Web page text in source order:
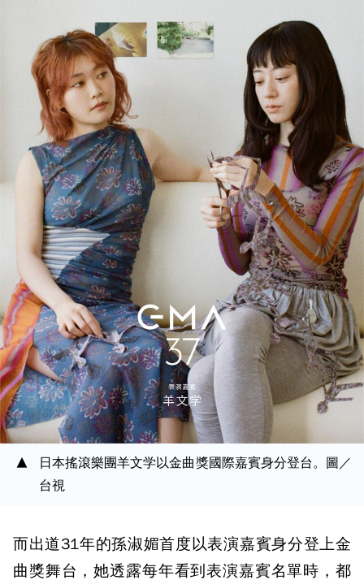
日本搖滾樂團羊文学以金曲獎國際嘉賓身分登台。圖／
台視
而出道31年的孫淑媚首度以表演嘉賓身分登上金
曲獎舞台，她透露每年看到表演嘉賓名單時，都